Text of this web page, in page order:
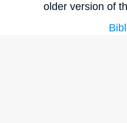
older version of